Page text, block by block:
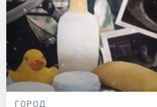
ГОРОД